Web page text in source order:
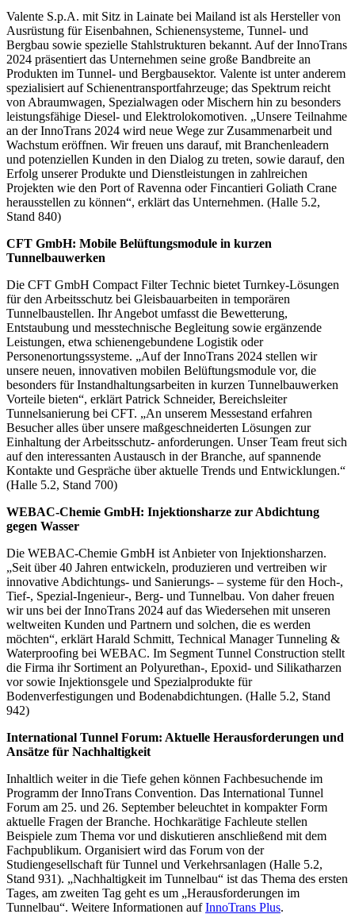
Valente S.p.A. mit Sitz in Lainate bei Mailand ist als Hersteller von
Ausrüstung für Eisenbahnen, Schienensysteme, Tunnel- und
Bergbau sowie spezielle Stahlstrukturen bekannt. Auf der InnoTrans
2024 präsentiert das Unternehmen seine große Bandbreite an
Produkten im Tunnel- und Bergbausektor. Valente ist unter anderem
spezialisiert auf Schienentransportfahrzeuge; das Spektrum reicht
von Abraumwagen, Spezialwagen oder Mischern hin zu besonders
leistungsfähige Diesel- und Elektrolokomotiven. „Unsere Teilnahme
an der InnoTrans 2024 wird neue Wege zur Zusammenarbeit und
Wachstum eröffnen. Wir freuen uns darauf, mit Branchenleadern
und potenziellen Kunden in den Dialog zu treten, sowie darauf, den
Erfolg unserer Produkte und Dienstleistungen in zahlreichen
Projekten wie den Port of Ravenna oder Fincantieri Goliath Crane
herausstellen zu können“, erklärt das Unternehmen. (Halle 5.2,
Stand 840)
CFT GmbH: Mobile Belüftungsmodule in kurzen
Tunnelbauwerken
Die CFT GmbH Compact Filter Technic bietet Turnkey-Lösungen
für den Arbeitsschutz bei Gleisbauarbeiten in temporären
Tunnelbaustellen. Ihr Angebot umfasst die Bewetterung,
Entstaubung und messtechnische Begleitung sowie ergänzende
Leistungen, etwa schienengebundene Logistik oder
Personenortungssysteme. „Auf der InnoTrans 2024 stellen wir
unsere neuen, innovativen mobilen Belüftungsmodule vor, die
besonders für Instandhaltungsarbeiten in kurzen Tunnelbauwerken
Vorteile bieten“, erklärt Patrick Schneider, Bereichsleiter
Tunnelsanierung bei CFT. „An unserem Messestand erfahren
Besucher alles über unsere maßgeschneiderten Lösungen zur
Einhaltung der Arbeitsschutz- anforderungen. Unser Team freut sich
auf den interessanten Austausch in der Branche, auf spannende
Kontakte und Gespräche über aktuelle Trends und Entwicklungen.“
(Halle 5.2, Stand 700)
WEBAC-Chemie GmbH: Injektionsharze zur Abdichtung
gegen Wasser
Die WEBAC-Chemie GmbH ist Anbieter von Injektionsharzen.
„Seit über 40 Jahren entwickeln, produzieren und vertreiben wir
innovative Abdichtungs- und Sanierungs- – systeme für den Hoch-,
Tief-, Spezial-Ingenieur-, Berg- und Tunnelbau. Von daher freuen
wir uns bei der InnoTrans 2024 auf das Wiedersehen mit unseren
weltweiten Kunden und Partnern und solchen, die es werden
möchten“, erklärt Harald Schmitt, Technical Manager Tunneling &
Waterproofing bei WEBAC. Im Segment Tunnel Construction stellt
die Firma ihr Sortiment an Polyurethan-, Epoxid- und Silikatharzen
vor sowie Injektionsgele und Spezialprodukte für
Bodenverfestigungen und Bodenabdichtungen. (Halle 5.2, Stand
942)
International Tunnel Forum: Aktuelle Herausforderungen und
Ansätze für Nachhaltigkeit
Inhaltlich weiter in die Tiefe gehen können Fachbesuchende im
Programm der InnoTrans Convention. Das International Tunnel
Forum am 25. und 26. September beleuchtet in kompakter Form
aktuelle Fragen der Branche. Hochkarätige Fachleute stellen
Beispiele zum Thema vor und diskutieren anschließend mit dem
Fachpublikum. Organisiert wird das Forum von der
Studiengesellschaft für Tunnel und Verkehrsanlagen (Halle 5.2,
Stand 931). „Nachhaltigkeit im Tunnelbau“ ist das Thema des ersten
Tages, am zweiten Tag geht es um „Herausforderungen im
Tunnelbau“. Weitere Informationen aufInnoTrans Plus.